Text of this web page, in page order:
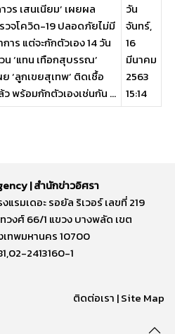
าวร เสนเนียม’ เผยผล
วจโควิด-19 ปลอดภัยไม่มี
การ แต่จะกักตัวเอง 14 วัน
น ‘แทน เทือกสุบรรณ’
ย ‘ลูกเขยสุเทพ’ ติดเชื้อ
ว พร้อมกักตัวเองเช่นกัน ...
วัน
จันทร์,
16
มีนาคม
2563
15:14
| สำนักข่าวอิศรา
แรมเดอะ รอยัล ริเวอร์ เลขที่ 219
งศ์ 66/1 แขวง บางพลัด เขต
ทพมหานคร 10700
2413160-1
ติดต่อเรา |Site Map